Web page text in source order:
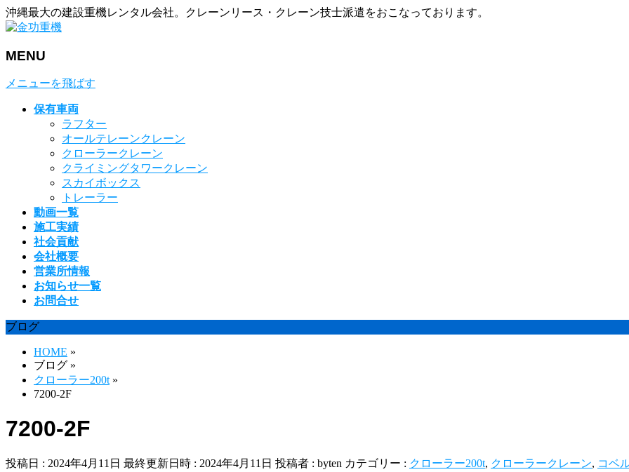
沖縄最大の建設重機レンタル会社。クレーンリース・クレーン技士派遣をおこなっております。
MENU
メニューを飛ばす
保有車両
ラフター
オールテレーンクレーン
クローラークレーン
クライミングタワークレーン
スカイボックス
トレーラー
動画一覧
施工実績
社会貢献
会社概要
営業所情報
お知らせ一覧
お問合せ
ブログ
HOME »
ブログ »
クローラー200t»
7200-2F
7200-2F
投稿日 : 2024年4月11日 最終更新日時 : 2024年4月11日 投稿者 : byten カテゴリー : クローラー200t, クローラークレーン, コベ